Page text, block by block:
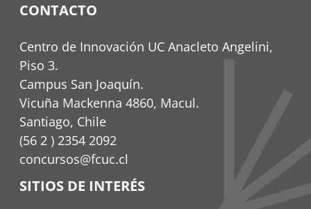
CONTACTO
Centro de Innovación UC Anacleto Angelini,
Piso 3.
Campus San Joaquín.
Vicuña Mackenna 4860, Macul.
Santiago, Chile
(56 2 ) 2354 2092
concursos@fcuc.cl
SITIOS DE INTERÉS